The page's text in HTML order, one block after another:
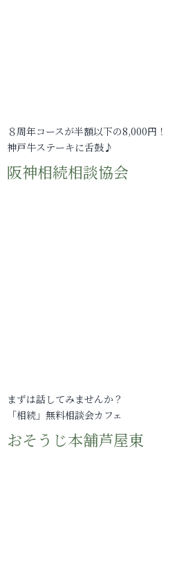
８周年コースが半額以下の8,000円！
神戸牛ステーキに舌鼓♪
阪神相続相談協会
まずは話してみませんか？
「相続」無料相談会カフェ
おそうじ本舗芦屋東